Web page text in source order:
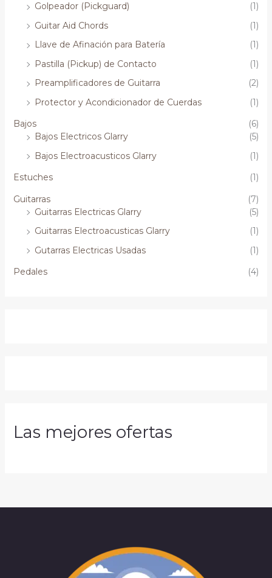
Golpeador (Pickguard)
(1)
Guitar Aid Chords
(1)
Llave de Afinación para Batería
(1)
Pastilla (Pickup) de Contacto
(1)
Preamplificadores de Guitarra
(2)
Protector y Acondicionador de Cuerdas
(1)
Bajos
(6)
Bajos Electricos Glarry
(5)
Bajos Electroacusticos Glarry
(1)
Estuches
(1)
Guitarras
(7)
Guitarras Electricas Glarry
(5)
Guitarras Electroacusticas Glarry
(1)
Gutarras Electricas Usadas
(1)
Pedales
(4)
Las mejores ofertas